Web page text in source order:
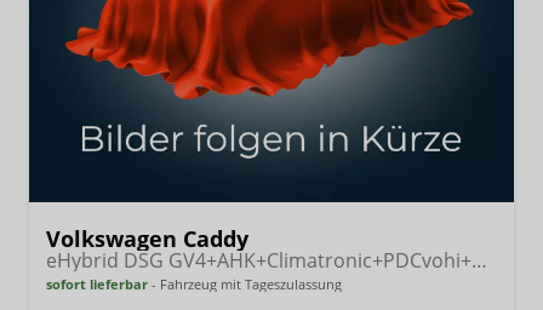
Volkswagen Caddy
eHybrid DSG GV4+AHK+Climatronic+PDCvohi+Cam+Regensens.+AppConnect
sofort lieferbar Fahrzeug mit Tageszulassung